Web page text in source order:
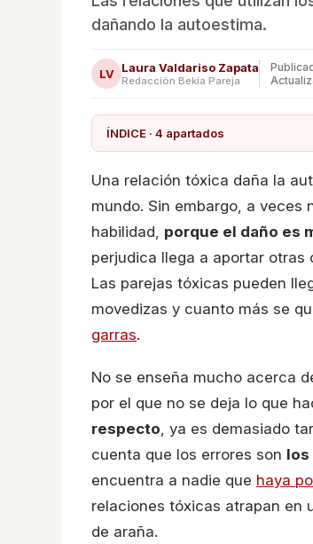
dañando la autoestima.
LV Laura Valdariso Zapata
Redacción Bekia Pareja
ÍNDICE · 4 apartados
Una relación tóxica daña la
mundo. Sin embargo, a
habilidad, porque el daño es
perjudica llega a aportar otras
Las parejas tóxicas pueden
movedizas y cuanto más se
garras.
No se enseña mucho acerca
por el que no se deja lo que
respecto , ya es demasiado
cuenta que los errores son los
encuentra a nadie que haya
relaciones tóxicas atrapan en
de araña.